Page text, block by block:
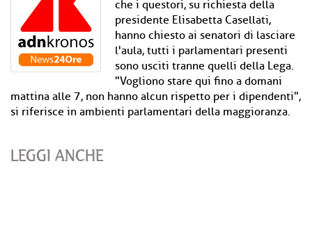
che i questori, su richiesta della
presidente Elisabetta Casellati,
hanno chiesto ai senatori di lasciare
l'aula, tutti i parlamentari presenti
sono usciti tranne quelli della Lega.
"Vogliono stare qui fino a domani
mattina alle 7, non hanno alcun rispetto per i dipendenti",
si riferisce in ambienti parlamentari della maggioranza.
LEGGI ANCHE